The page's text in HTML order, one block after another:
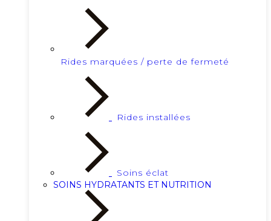
Rides marquées / perte de fermeté
Rides installées
Soins éclat
SOINS HYDRATANTS ET NUTRITION